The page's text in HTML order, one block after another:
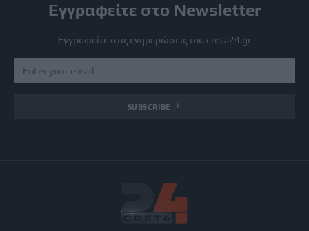
Εγγραφείτε στο Newsletter
Εγγραφείτε στις ενημερώσεις του creta24.gr
SUBSCRIBE